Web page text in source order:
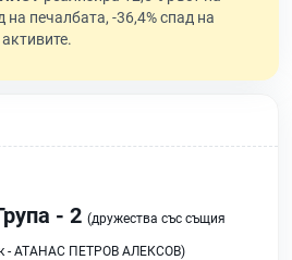
на печалбата, -36,4% спад на
- 2 (дружества със същия
- АТАНАС ПЕТРОВ АЛЕКСОВ)